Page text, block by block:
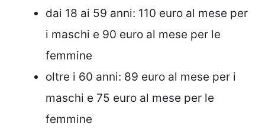
dai 18 ai 59 anni: 110 euro al mese per
i maschi e 90 euro al mese per le
femmine
oltre i 60 anni: 89 euro al mese per i
maschi e 75 euro al mese per le
femmine